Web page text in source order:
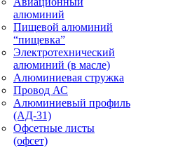
алюминий
Пищевой алюминий
“пищевка”
Электротехнический
алюминий (в масле)
Алюминиевая стружка
Провод АС
Алюминиевый профиль
(АД-31)
Офсетные листы
(офсет)